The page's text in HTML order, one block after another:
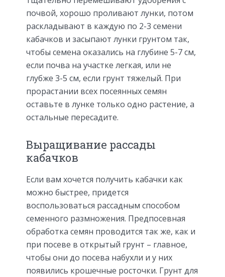
почвой, хорошо проливают лунки, потом
раскладывают в каждую по 2-3 семени
кабачков и засыпают лунки грунтом так,
чтобы семена оказались на глубине 5-7 см,
если почва на участке легкая, или не
глубже 3-5 см, если грунт тяжелый. При
прорастании всех посеянных семян
оставьте в лунке только одно растение, а
остальные пересадите.
Выращивание рассады
кабачков
Если вам хочется получить кабачки как
можно быстрее, придется
воспользоваться рассадным способом
семенного размножения. Предпосевная
обработка семян проводится так же, как и
при посеве в открытый грунт – главное,
чтобы они до посева набухли и у них
появились крошечные росточки. Грунт для